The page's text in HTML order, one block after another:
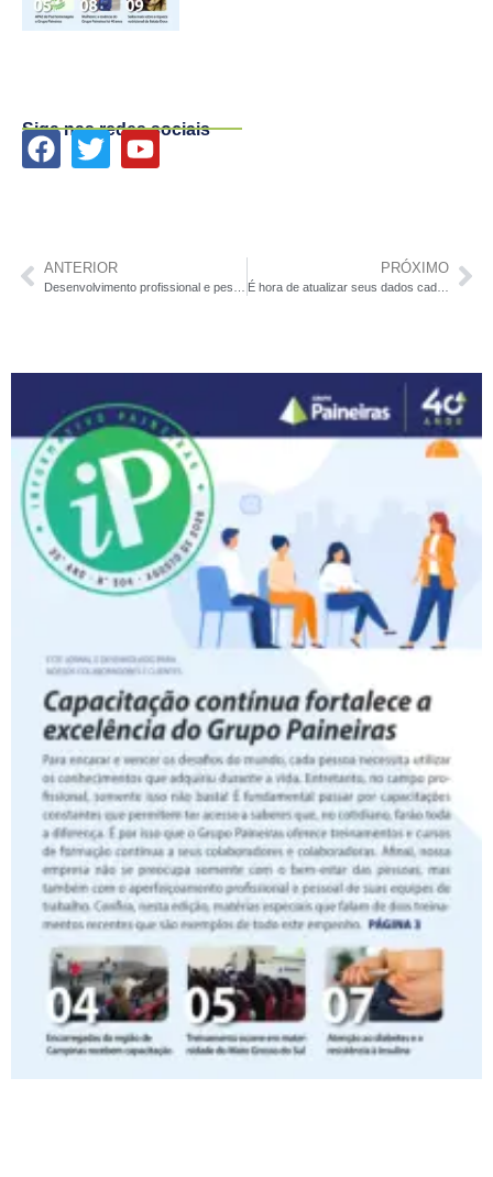
Siga nas redes sociais
ANTERIOR PRÓXIMO
É hora de atualizar seus dados cadastrais!